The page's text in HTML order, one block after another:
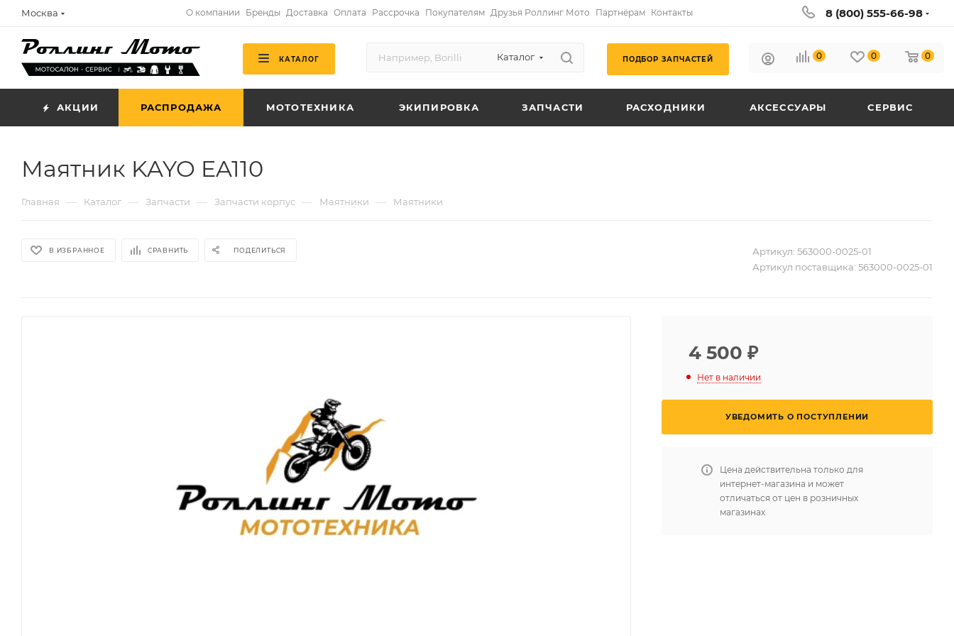
Москва О компании Бренды Доставка Оплата Рассрочка Покупателям Друзья Роллинг Мото Партнёрам Контакты 8 (800) 555-66-98
КАТАЛОГ Каталог ПОДБОР ЗАПЧАСТЕЙ 0 0 0
АКЦИИ РАСПРОДАЖА МОТОТЕХНИКА ЭКИПИРОВКА ЗАПЧАСТИ РАСХОДНИКИ АКСЕССУАРЫ СЕРВИС
Маятник KAYO EA110
Главная — Каталог — Запчасти — Запчасти корпус — Маятники — Маятники
В ИЗБРАННОЕ СРАВНИТЬ ПОДЕЛИТЬСЯ Артикул: 563000-0025-01
Артикул поставщика: 563000-0025-01
4 500 ₽
Нет в наличии
УВЕДОМИТЬ О ПОСТУПЛЕНИИ
Цена действительна только для
интернет-магазина и может
отличаться от цен в розничных
магазинах